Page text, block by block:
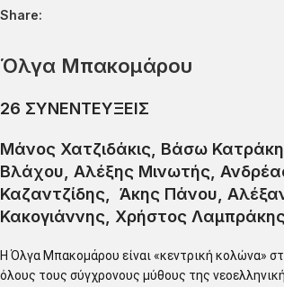
Share:
Όλγα Μπακομάρου
26 ΣΥΝΕΝΤΕΥΞΕΙΣ
Μάνος Χατζιδάκις, Βάσω
Βλάχου, Αλέξης Μινωτής,
Καζαντζίδης, Άκης Πάνου,
Κακογιάννης, Χρήστος
Η Όλγα Μπακομάρου είναι «κεντρική κολώνα»
όλους τους σύγχρονους μύθους της